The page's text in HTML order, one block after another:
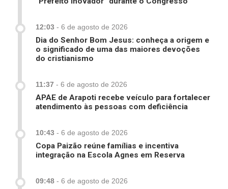
12:03 - 6 de agosto de 2026
Dia do Senhor Bom Jesus: conheça a origem e
o significado de uma das maiores devoções
do cristianismo
11:37 - 6 de agosto de 2026
APAE de Arapoti recebe veículo para fortalecer
atendimento às pessoas com deficiência
10:43 - 6 de agosto de 2026
Copa Paizão reúne famílias e incentiva
integração na Escola Agnes em Reserva
09:48 - 6 de agosto de 2026